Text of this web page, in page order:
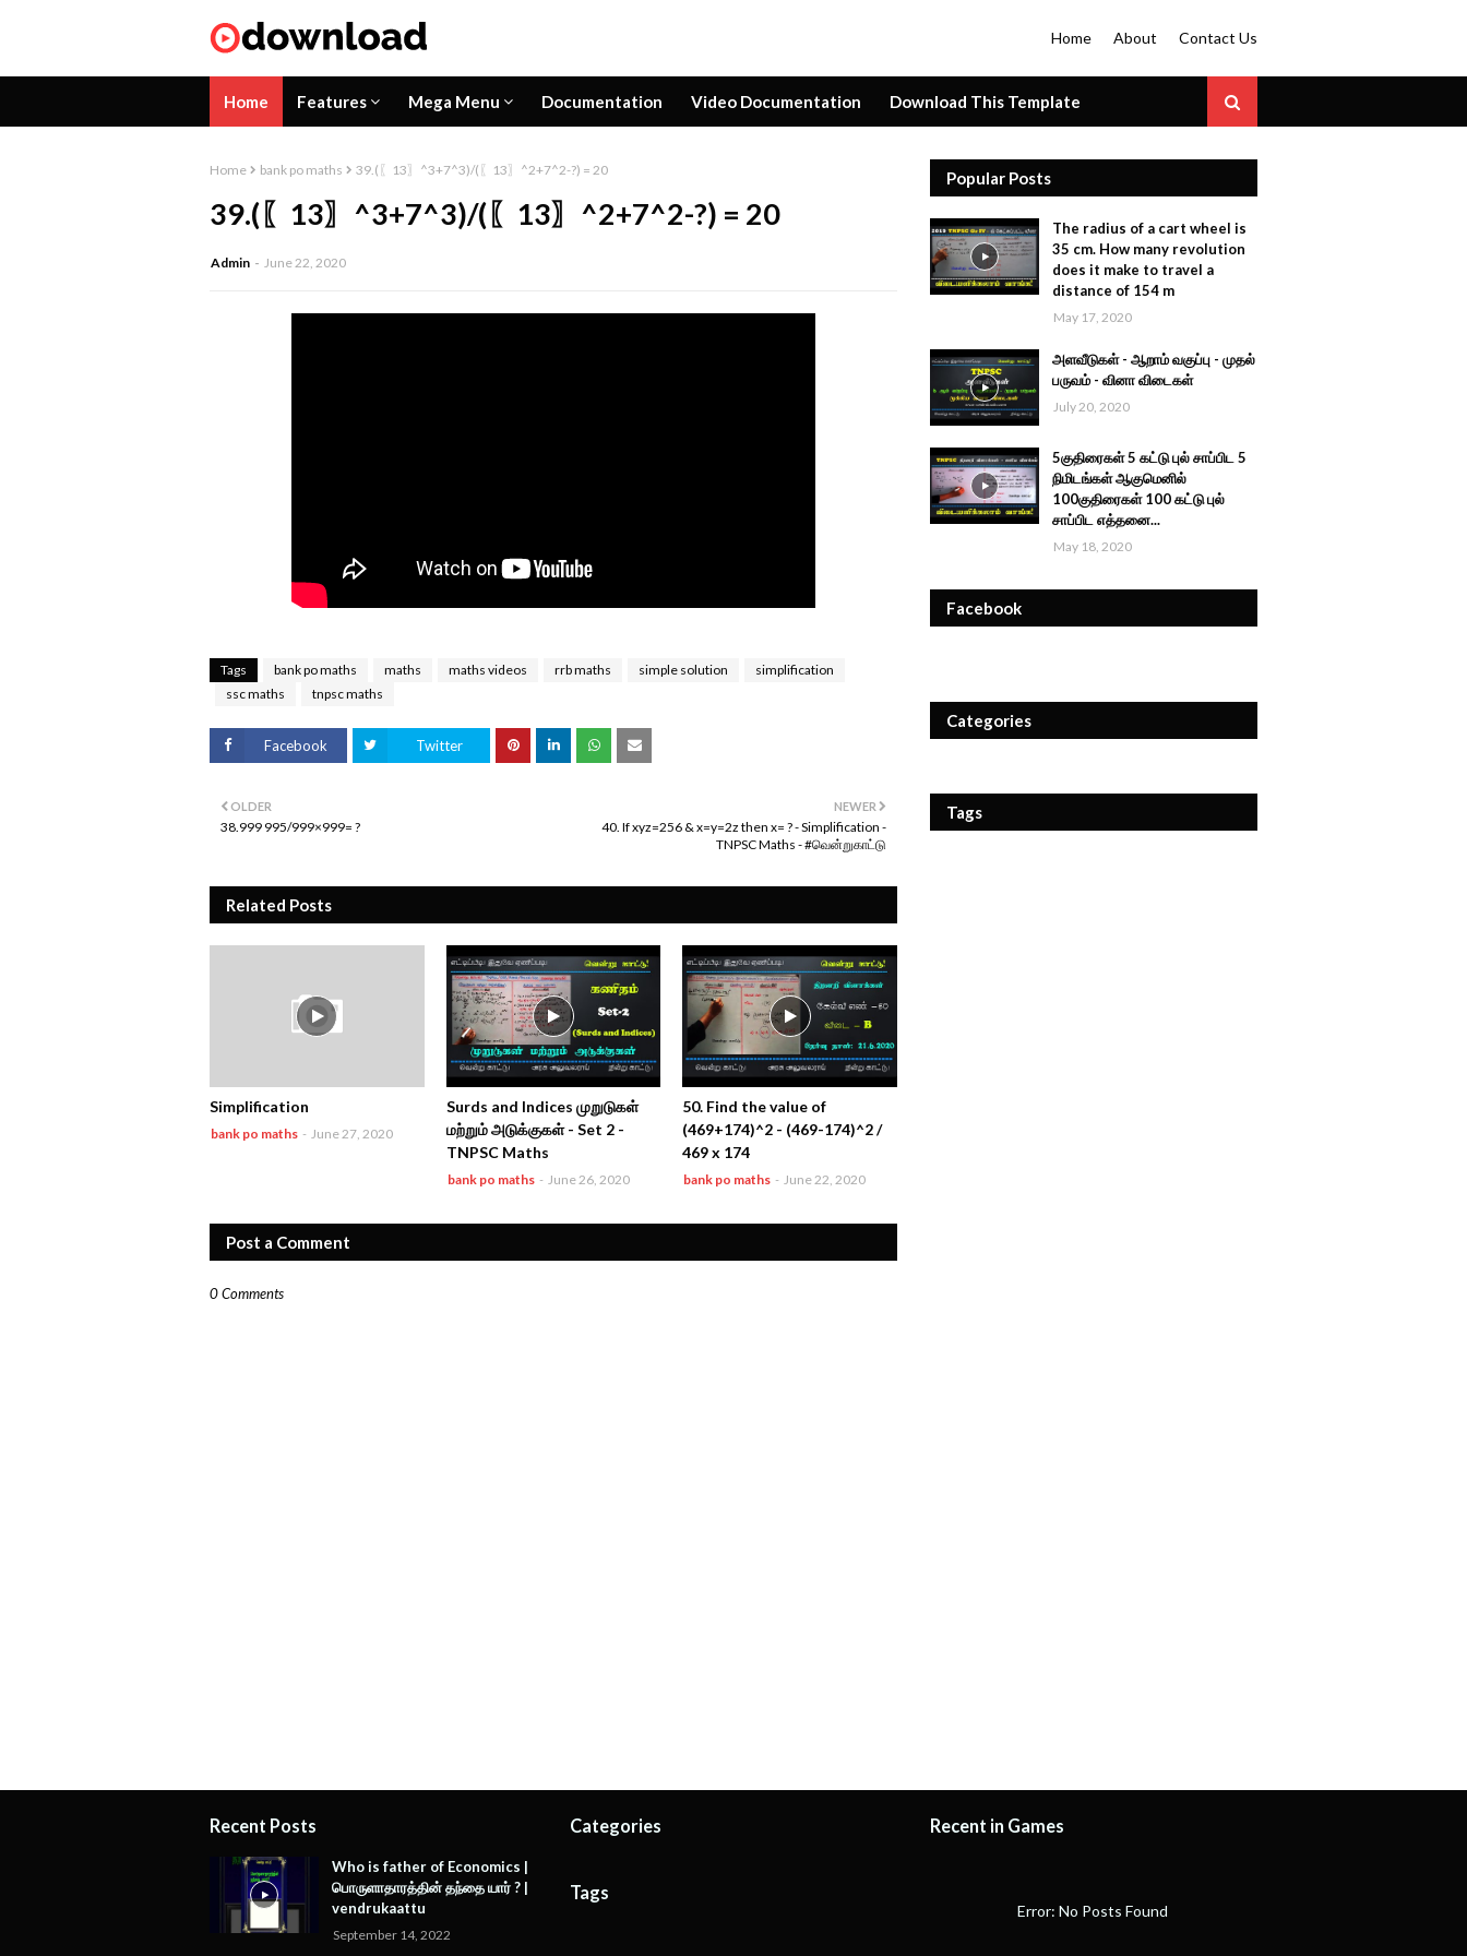
Home About Contact Us
Home Features Mega Menu Documentation Video Documentation Download This Template
Home bank po maths 39.(〖13〗^3+7^3)/(〖13〗^2+7^2-?) = 20
39.(〖13〗^3+7^3)/(〖13〗^2+7^2-?) = 20
Admin June 22, 2020
Tags bank po maths maths maths videos rrb maths simple solution
simplification
ssc maths
tnpsc maths
Facebook Twitter
NEWER
40. If xyz=256 & x=y=2z then x= ? - Simplification -
TNPSC Maths - #வென்றுகாட்டு
OLDER
38.999 995/999×999= ?
Related Posts
Simplification
bank po maths - June 27, 2020
Surds and Indices முறுடுகள்
மற்றும் அடுக்குகள் - Set 2 -
TNPSC Maths
bank po maths - June 26, 2020
50. Find the value of
(469+174)^2 - (469-174)^2 /
469 x 174
bank po maths - June 22, 2020
Post a Comment
0 Comments
Popular Posts
The radius of a cart wheel is
35 cm. How many revolution
does it make to travel a
distance of 154 m
May 17, 2020
அளவீடுகள் - ஆறாம் வகுப்பு - முதல்
பருவம் - வினா விடைகள்
July 20, 2020
5குதிரைகள் 5 கட்டு புல் சாப்பிட 5
நிமிடங்கள் ஆகுமெனில்
100குதிரைகள் 100 கட்டு புல்
சாப்பிட எத்தனை...
May 18, 2020
Facebook
Categories
Tags
Recent Posts
Who is father of Economics |
பொருளாதாரத்தின் தந்தை யார் ? |
vendrukaattu
September 14, 2022
Categories
Tags
Recent in Games
Error: No Posts Found